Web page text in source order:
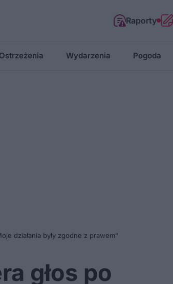
Raporty
Ostrzeżenia Wydarzenia Pogoda
działania były zgodne z prawem”
głos po